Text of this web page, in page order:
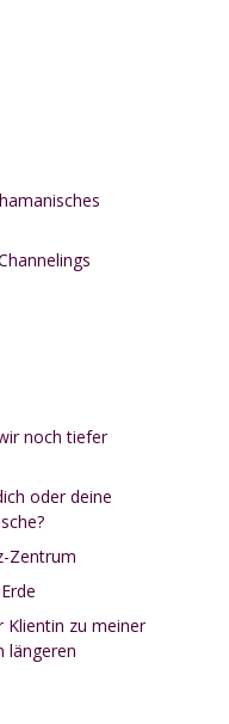
noch tiefer
oder deine
Zentrum
Klientin zu meiner
längeren